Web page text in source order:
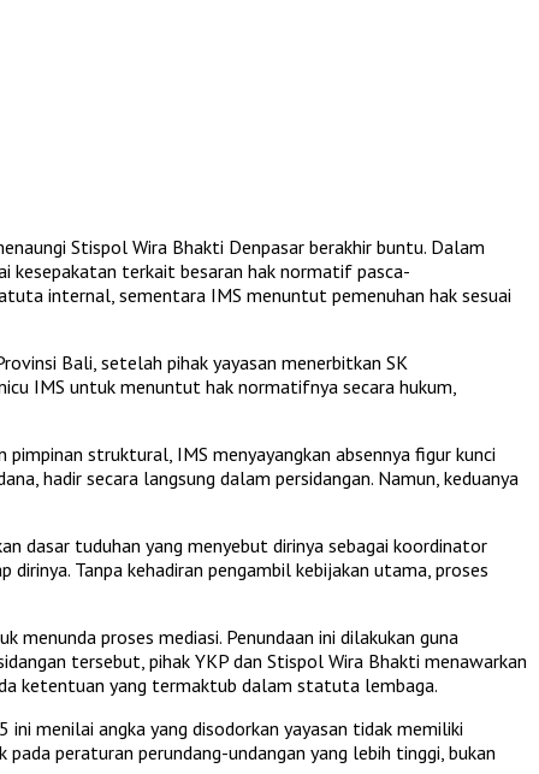
Stispol Wira Bhakti Denpasar berakhir buntu. Dalam
kesepakatan terkait besaran hak normatif pasca-
internal, sementara IMS menuntut pemenuhan hak sesuai
Bali, setelah pihak yayasan menerbitkan SK
IMS untuk menuntut hak normatifnya secara hukum,
struktural, IMS menyayangkan absennya figur kunci
hadir secara langsung dalam persidangan. Namun, keduanya
dasar tuduhan yang menyebut dirinya sebagai koordinator
Tanpa kehadiran pengambil kebijakan utama, proses
menunda proses mediasi. Penundaan ini dilakukan guna
tersebut, pihak YKP dan Stispol Wira Bhakti menawarkan
ketentuan yang termaktub dalam statuta lembaga.
menilai angka yang disodorkan yayasan tidak memiliki
peraturan perundang-undangan yang lebih tinggi, bukan